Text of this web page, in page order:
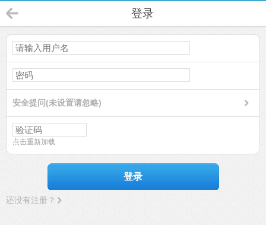
登录
安全提问(未设置请忽略)
点击重新加载
登录
还没有注册？